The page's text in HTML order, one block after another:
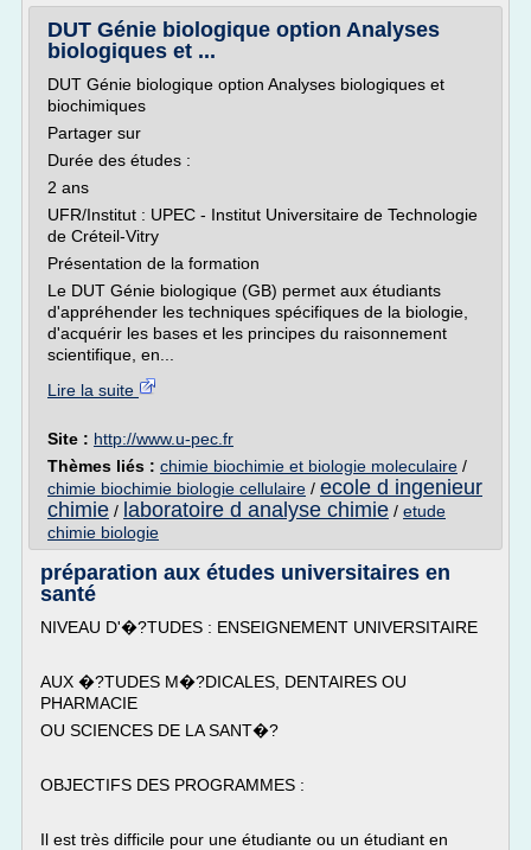
DUT Génie biologique option Analyses
biologiques et ...
DUT Génie biologique option Analyses biologiques et
biochimiques
Partager sur
Durée des études :
2 ans
UFR/Institut : UPEC - Institut Universitaire de Technologie
de Créteil-Vitry
Présentation de la formation
Le DUT Génie biologique (GB) permet aux étudiants
d'appréhender les techniques spécifiques de la biologie,
d'acquérir les bases et les principes du raisonnement
scientifique, en...
Lire la suite
Site : http://www.u-pec.fr
Thèmes liés : chimie biochimie et biologie moleculaire /
chimie biochimie biologie cellulaire / ecole d ingenieur
chimie / laboratoire d analyse chimie / etude
chimie biologie
préparation aux études universitaires en
santé
NIVEAU D'�?TUDES : ENSEIGNEMENT UNIVERSITAIRE
AUX �?TUDES M�?DICALES, DENTAIRES OU
PHARMACIE
OU SCIENCES DE LA SANT�?
OBJECTIFS DES PROGRAMMES :
Il est très difficile pour une étudiante ou un étudiant en